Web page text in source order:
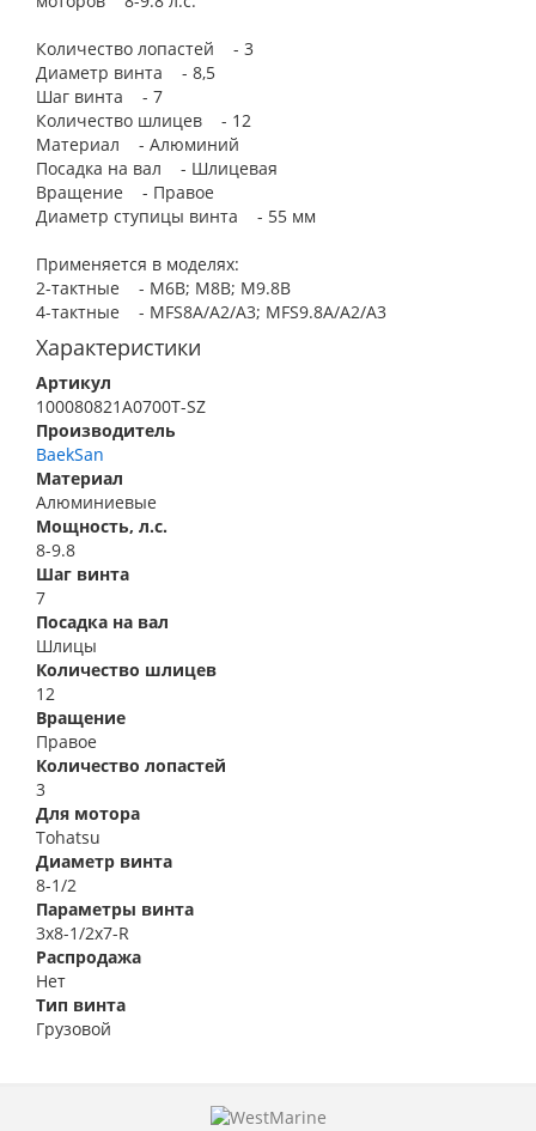
Количество лопастей - 3
Диаметр винта - 8,5
Шаг винта - 7
Количество шлицев - 12
Материал - Алюминий
Посадка на вал - Шлицевая
Вращение - Правое
Диаметр ступицы винта - 55 мм
Применяется в моделях:
2-тактные - M6B; M8B; M9.8B
4-тактные - MFS8A/A2/A3; MFS9.8A/A2/A3
Характеристики
Артикул
100080821A0700T-SZ
Производитель
BaekSan
Материал
Алюминиевые
Мощность, л.с.
8-9.8
Шаг винта
7
Посадка на вал
Шлицы
Количество шлицев
12
Вращение
Правое
Количество лопастей
3
Для мотора
Tohatsu
Диаметр винта
8-1/2
Параметры винта
3x8-1/2x7-R
Распродажа
Нет
Тип винта
Грузовой